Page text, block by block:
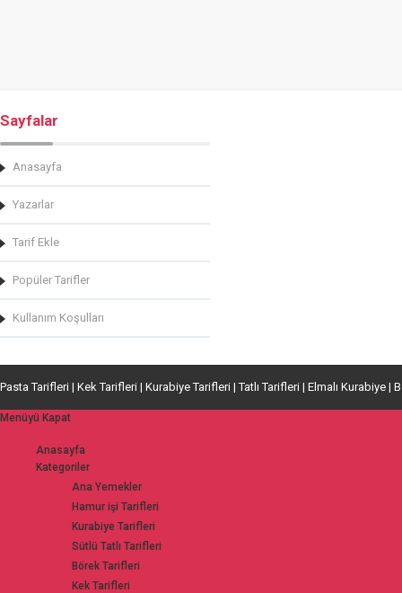
Sayfalar
Anasayfa
Yazarlar
Tarif Ekle
Popüler Tarifler
Kullanım Koşulları
Pasta Tarifleri | Kek Tarifleri | Kurabiye Tarifleri | Tatlı Tarifleri | Elmalı Kurabiye |
Menüyü Kapat
Anasayfa
Kategoriler
Ana Yemekler
Hamur işi Tarifleri
Kurabiye Tarifleri
Sütlü Tatlı Tarifleri
Börek Tarifleri
Kek Tarifleri